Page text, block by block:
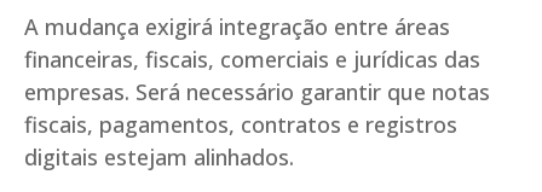
A mudança exigirá integração entre áreas
financeiras, fiscais, comerciais e jurídicas das
empresas. Será necessário garantir que notas
fiscais, pagamentos, contratos e registros
digitais estejam alinhados.